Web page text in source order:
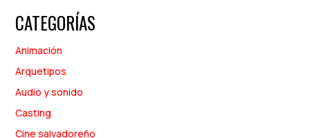
CATEGORÍAS
Animación
Arquetipos
Audio y sonido
Casting
Cine salvadoreño